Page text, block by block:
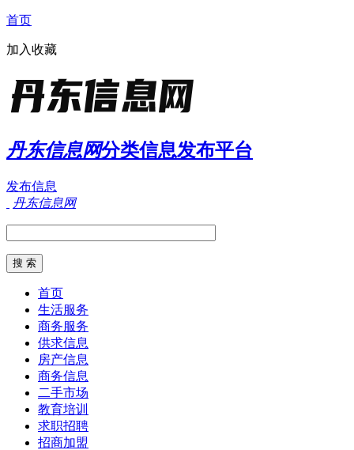
首页
加入收藏
丹东信息网分类信息发布平台
发布信息
丹东信息网
首页
生活服务
商务服务
供求信息
房产信息
商务信息
二手市场
教育培训
求职招聘
招商加盟